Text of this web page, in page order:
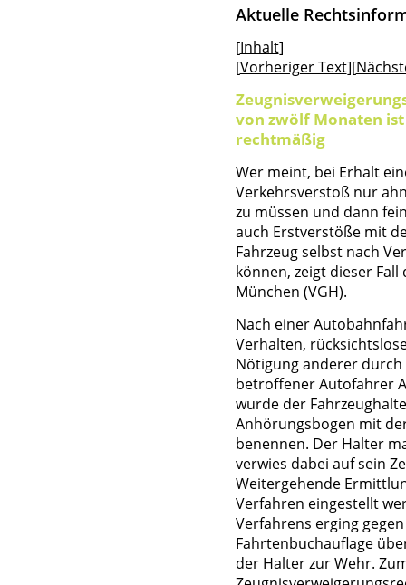
Aktuelle
[Inhalt]
[Vorheriger Text][
von zwölf Monaten
rechtmäßig
Wer meint, bei Erhalt
Verkehrsverstoß nur
zu müssen und dann
auch Erstverstöße mit
Fahrzeug selbst nach
können, zeigt dieser
München (VGH).
Nach einer
Verhalten,
Nötigung anderer
betroffener Autofahrer
wurde der
Anhörungsbogen mit
benennen. Der Halter
verwies dabei auf sein
Weitergehende
Verfahren eingestellt
Verfahrens erging
Fahrtenbuchauflage
der Halter zur Wehr.